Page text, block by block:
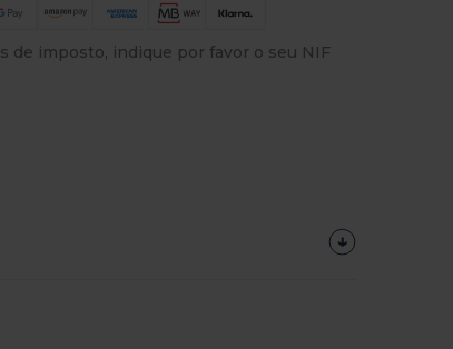
de imposto, indique por favor o seu NIF